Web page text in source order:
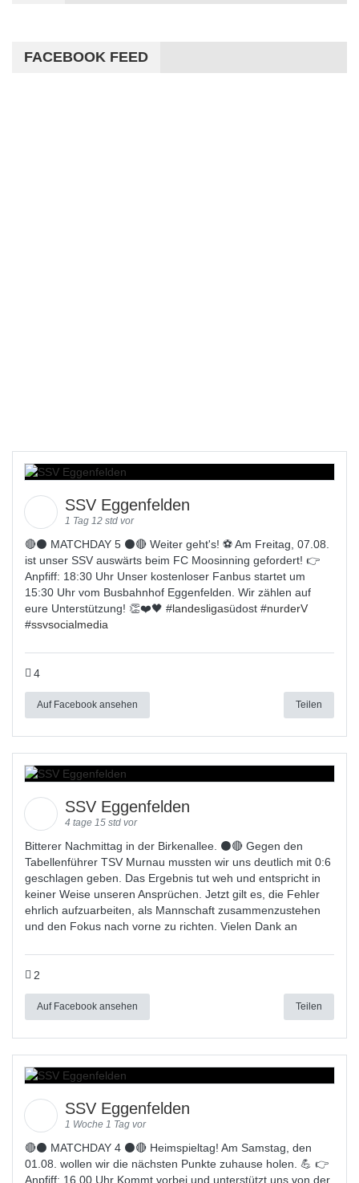
FACEBOOK FEED
SSV Eggenfelden
1 Tag 12 std vor
🔴⚫️ MATCHDAY 5 ⚫️🔴 Weiter geht's! ⚽ Am Freitag, 07.08.
ist unser SSV auswärts beim FC Moosinning gefordert! 👉
Anpfiff: 18:30 Uhr Unser kostenloser Fanbus startet um
15:30 Uhr vom Busbahnhof Eggenfelden. Wir zählen auf
eure Unterstützung! 👏❤️🖤 #landesligasüdost #nurderV
#ssvsocialmedia
4
Auf Facebook ansehen Teilen
SSV Eggenfelden
4 tage 15 std vor
Bitterer Nachmittag in der Birkenallee. ⚫🔴 Gegen den
Tabellenführer TSV Murnau mussten wir uns deutlich mit 0:6
geschlagen geben. Das Ergebnis tut weh und entspricht in
keiner Weise unseren Ansprüchen. Jetzt gilt es, die Fehler
ehrlich aufzuarbeiten, als Mannschaft zusammenzustehen
und den Fokus nach vorne zu richten. Vielen Dank an
2
Auf Facebook ansehen Teilen
SSV Eggenfelden
1 Woche 1 Tag vor
🔴⚫ MATCHDAY 4 ⚫🔴 Heimspieltag! Am Samstag, den
01.08. wollen wir die nächsten Punkte zuhause holen. 💪 👉
Anpfiff: 16.00 Uhr Kommt vorbei und unterstützt uns von der